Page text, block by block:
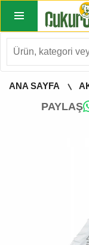
ANA SAYFA
PAYLAŞ